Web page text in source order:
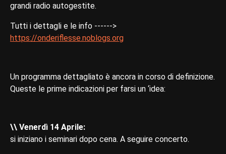
grandi radio autogestite.
Tutti i dettagli e le info ------>
https://onderiflesse.noblogs.org
Un programma dettagliato è ancora in corso di definizione.
Queste le prime indicazioni per farsi un ‘idea:
\\ Venerdì 14 Aprile:
si iniziano i seminari dopo cena. A seguire concerto.